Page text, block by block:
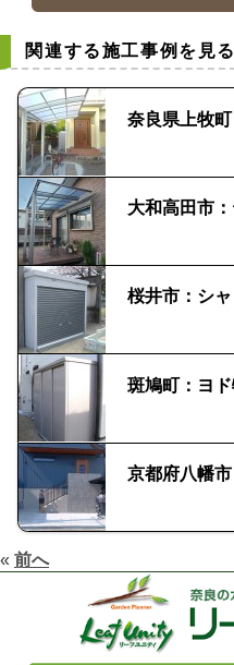
関連する施工事例を見る
« 前へ